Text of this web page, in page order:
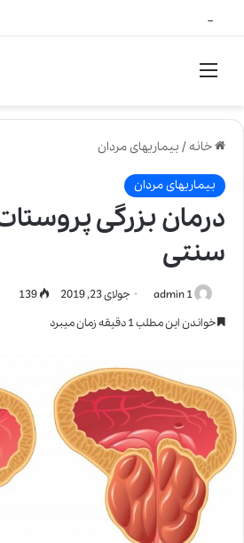
منو
خانه/ بیماریهای مردان
بیماریهای مردان
درمان بزرگی
سنتی
admin 1 جولای 23, 2019
خواندن این مطلب 1 دقیقه زمان میبرد